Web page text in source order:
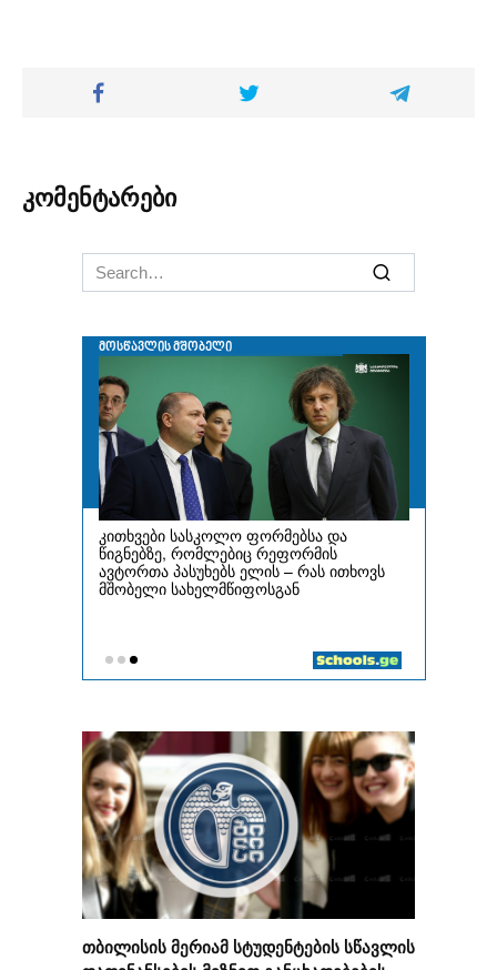
კომენტარები
Search
for:
თბილისის მერიამ სტუდენტების სწავლის